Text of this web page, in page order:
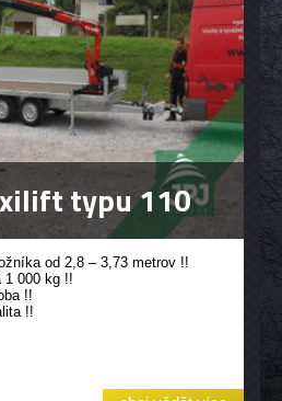
typu 110
od 2,8 – 3,73 metrov !!
1 000 kg !!
!!
!!